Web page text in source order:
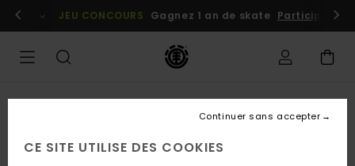
l'information
Se connecter / s'inscrire
JEU CONCOURS Gagnez 1 an de skate Participez
CE SITE UTILISE DES COOKIES
Continuer sans accepter